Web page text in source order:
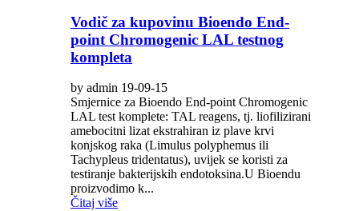
Vodič za kupovinu Bioendo End-
point Chromogenic LAL testnog
kompleta
by admin 19-09-15
Smjernice za Bioendo End-point Chromogenic
LAL test komplete: TAL reagens, tj. liofilizirani
amebocitni lizat ekstrahiran iz plave krvi
konjskog raka (Limulus polyphemus ili
Tachypleus tridentatus), uvijek se koristi za
testiranje bakterijskih endotoksina.U Bioendu
proizvodimo k...
Čitaj više